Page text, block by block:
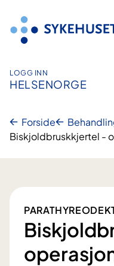
innhold
LOGG INN
HELSENORGE
Forside
Biskjoldbruskkjertel -